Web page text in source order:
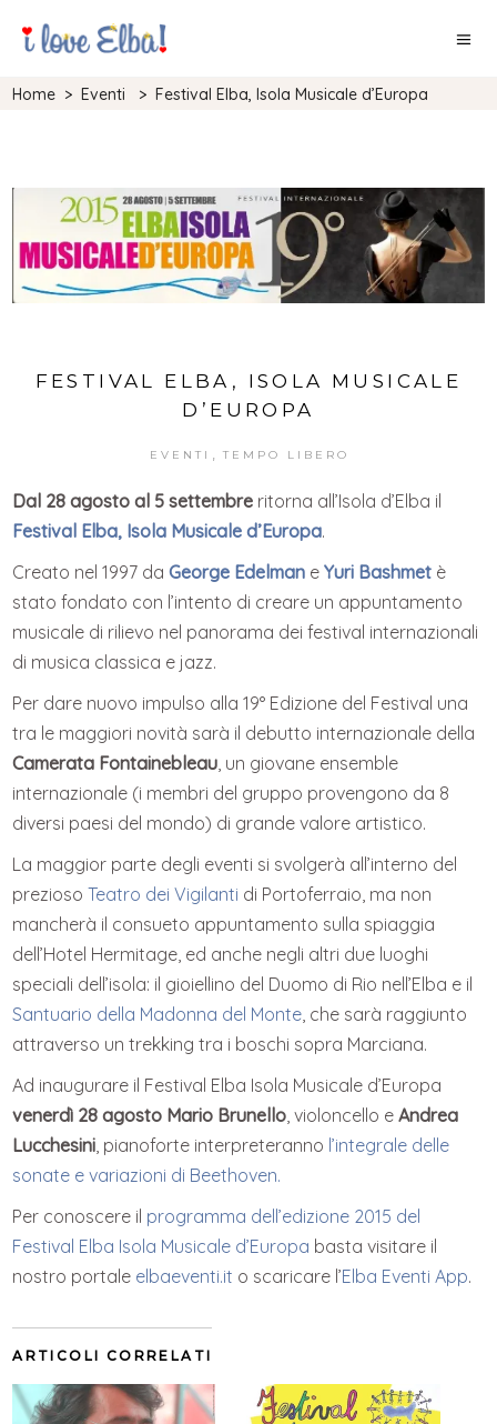
Home >Eventi >Festival Elba, Isola Musicale d’Europa
FESTIVAL ELBA, ISOLA MUSICALE
D’EUROPA
EVENTI TEMPO LIBERO
Dal 28 agosto al 5 settembre ritorna all’Isola d’Elba il
Festival Elba, Isola Musicale d’Europa.
Creato nel 1997 daGeorge Edelman eYuri Bashmet è
stato fondato con l’intento di creare un appuntamento
musicale di rilievo nel panorama dei festival internazionali
di musica classica e jazz.
Per dare nuovo impulso alla 19° Edizione del Festival una
tra le maggiori novità sarà il debutto internazionale della
Camerata Fontainebleau , un giovane ensemble
internazionale (i membri del gruppo provengono da 8
diversi paesi del mondo) di grande valore artistico.
La maggior parte degli eventi si svolgerà all’interno del
preziosoTeatro dei Vigilanti di Portoferraio, ma non
mancherà il consueto appuntamento sulla spiaggia
dell’Hotel Hermitage, ed anche negli altri due luoghi
speciali dell’isola: il gioiellino del Duomo di Rio nell’Elba e il
Santuario della Madonna del Monte , che sarà raggiunto
attraverso un trekking tra i boschi sopra Marciana.
Ad inaugurare il Festival Elba Isola Musicale d’Europa
venerdì 28 agosto Mario Brunello , violoncello eAndrea
Lucchesini , pianoforte interpreteranno l’integrale delle
sonate e variazioni di Beethoven.
Per conoscere il programma dell’edizione 2015 del
Festival Elba Isola Musicale d’Europa basta visitare il
nostro portale elbaeventi.it o scaricare l’Elba Eventi App.
ARTICOLI CORRELATI